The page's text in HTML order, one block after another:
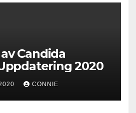
Candida
2020
CONNIE